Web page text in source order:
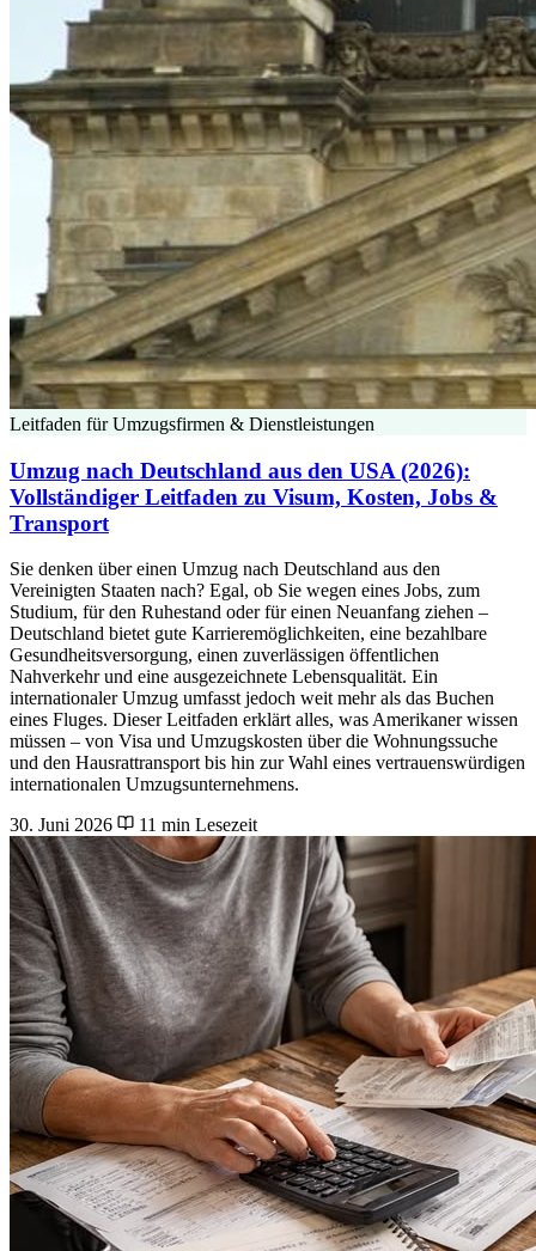
Leitfaden für Umzugsfirmen & Dienstleistungen
Umzug nach Deutschland aus den USA (2026):
Vollständiger Leitfaden zu Visum, Kosten, Jobs &
Transport
Sie denken über einen Umzug nach Deutschland aus den
Vereinigten Staaten nach? Egal, ob Sie wegen eines Jobs, zum
Studium, für den Ruhestand oder für einen Neuanfang ziehen –
Deutschland bietet gute Karrieremöglichkeiten, eine bezahlbare
Gesundheitsversorgung, einen zuverlässigen öffentlichen
Nahverkehr und eine ausgezeichnete Lebensqualität. Ein
internationaler Umzug umfasst jedoch weit mehr als das Buchen
eines Fluges. Dieser Leitfaden erklärt alles, was Amerikaner wissen
müssen – von Visa und Umzugskosten über die Wohnungssuche
und den Hausrattransport bis hin zur Wahl eines vertrauenswürdigen
internationalen Umzugsunternehmens.
30. Juni 2026
11 min Lesezeit